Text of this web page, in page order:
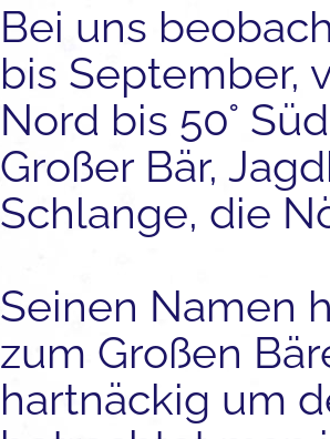
Bei uns
bis September,
Nord bis 50°
Großer Bär,
Schlange, die
Seinen Namen
zum Großen
hartnäckig um